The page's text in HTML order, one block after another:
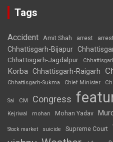
Tags
Accident Amit Shah arrest
Chhattisgarh-Bijapur
Chhattisgarh-Jagdalpur
Korba Chhattisgarh-Raigarh
Chhattisgarh-Sukma Chief Minister
Sai CM Congress
Kejriwal mohan Mohan Yadav
Stock market suicide Supreme Court